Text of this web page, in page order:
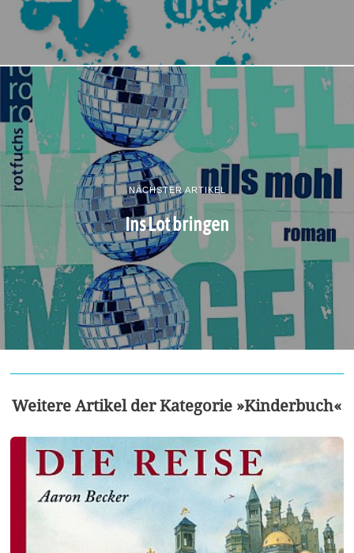
NÄCHSTER ARTIKEL
Ins Lot bringen
Weitere Artikel der Kategorie »Kinderbuch«